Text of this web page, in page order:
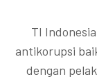
TI
antikorupsi
dengan